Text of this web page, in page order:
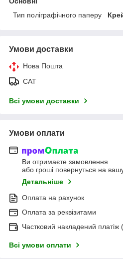
Тип поліграфічного паперу
Умови доставки
Нова Пошта
САТ
Всі умови доставки
Умови оплати
Ви отримаєте замовлення
або гроші повернуться на
Детальніше
Оплата на рахунок
Оплата за реквізитами
Частковий накладений
Всі умови оплати